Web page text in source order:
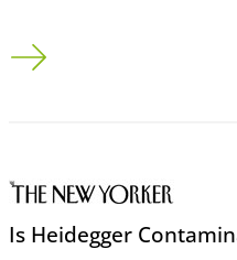
70-Millionen-Projekt der Uni
Is Heidegger